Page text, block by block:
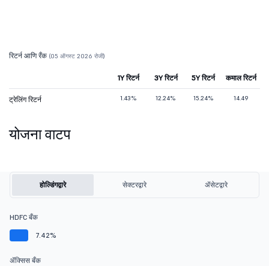
रिटर्न आणि रँक (05 ऑगस्ट 2026 रोजी)
1Y रिटर्न 3Y रिटर्न 5Y रिटर्न कमाल रिटर्न
ट्रेलिंग रिटर्न 1.43% 12.24% 15.24% 14.49
योजना वाटप
होल्डिंगद्वारे सेक्टरद्वारे ॲसेटद्वारे
HDFC बँक
7.42%
ॲक्सिस बँक